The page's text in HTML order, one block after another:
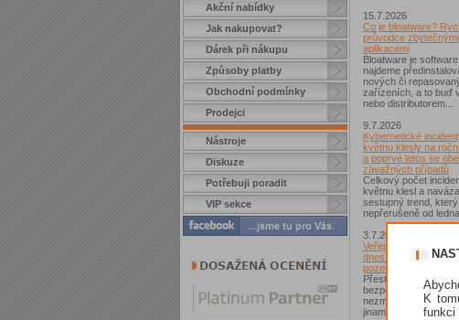
Akční nabídky
Jak nakupovat?
Dárek při nákupu
Způsoby platby
Obchodní podmínky
Prodejci
Nástroje
Diskuze
Potřebuji poradit
VIP sekce
15.7.2026
Co je bloatware?
průvodce zbytečnými
aplikacemi
Bloatware je
najdeme
nových či
zařízeních, a to buď
nebo distributorem...
9.7.2026
Kybernetické
květnu klesly na
a poprvé letos se
závažných případů
Celkový počet
květnu klesl a
sestupný trend,
nepřerušeně od
3.7.2026
Veřejná Wi-Fi na
dnes není zásadním
pozor si dávejte na
Přestože jsou
bezpečnější než
nezmizelo. Jen se
jinam...
K
funkci